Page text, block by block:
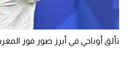
تألق أوناحي في أبرز صور فوز